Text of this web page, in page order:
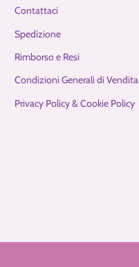
Contattaci
Spedizione
Rimborso e Resi
Condizioni Generali di Vendita
Privacy Policy & Cookie Policy